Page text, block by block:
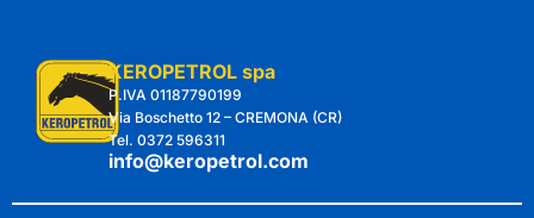
KEROPETROL spa​
P.IVA 01187790199
Via Boschetto 12 – CREMONA (CR)
Tel. 0372 596311
info@keropetrol.com